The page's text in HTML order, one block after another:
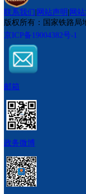
联系我们|网站声明|网
版权所有：国家铁路局
京ICP备19004382号-1
邮箱
政务微博